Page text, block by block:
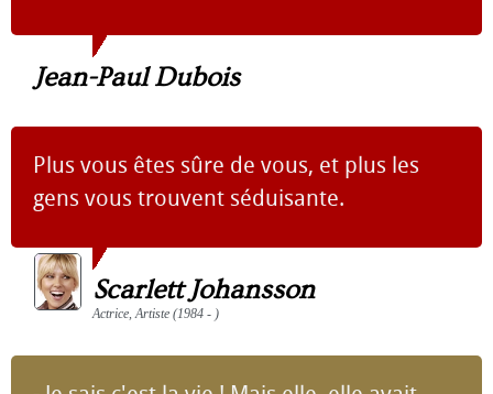
Jean-Paul Dubois
Plus vous êtes sûre de vous, et plus les
gens vous trouvent séduisante.
Scarlett Johansson
Actrice, Artiste (1984 - )